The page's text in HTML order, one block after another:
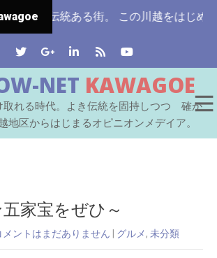
この川越をはじめとする七つの自治
NET KAWAGOE
取れる時代。よき伝統を固持しつつ 確か
区からはじまるオピニオンメデイア。
家宝をぜひ～
メントはまだありません グルメ , 未分類